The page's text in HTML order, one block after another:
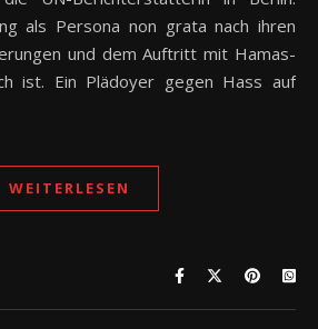
als Persona non grata nach ihren
und dem Auftritt mit Hamas-
ist. Ein Plädoyer gegen Hass auf
WEITERLESEN